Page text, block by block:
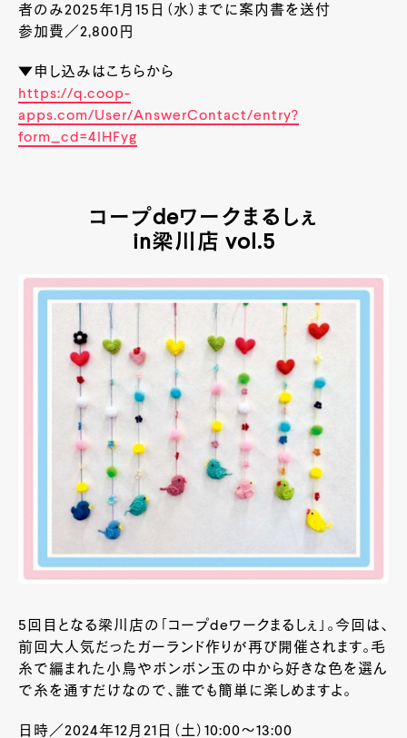
者のみ2025年1月15日（水）までに案内書を送付
参加費／2,800円
▼申し込みはこちらから
https://q.coop-
apps.com/User/AnswerContact/entry?
form_cd=4lHFyg
コープdeワークまるしぇ
in梁川店 vol.5
5回目となる梁川店の「コープdeワークまるしぇ」。今回は、
前回大人気だったガーランド作りが再び開催されます。毛
糸で編まれた小鳥やボンボン玉の中から好きな色を選ん
で糸を通すだけなので、誰でも簡単に楽しめますよ。
日時／2024年12月21日（土）10:00～13:00